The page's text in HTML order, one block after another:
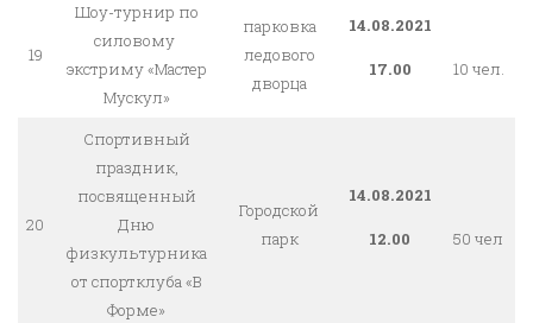
19
Шоу-турнир по
силовому
экстриму «Мастер
Мускул»
парковка
ледового
дворца
14.08.2021
17.00 10 чел.
20
Спортивный
праздник,
посвященный
Дню
физкультурника
от спортклуба «В
Форме»
Городской
парк
14.08.2021
12.00 50 чел